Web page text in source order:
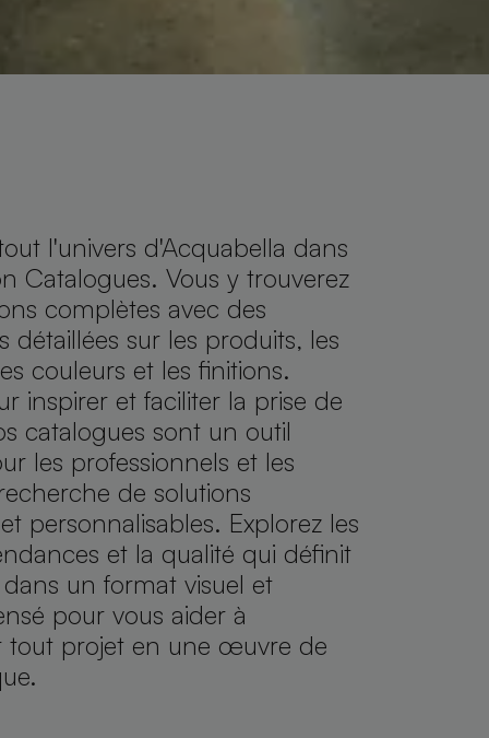
l'univers d'Acquabella dans
Catalogues. Vous y trouverez
complètes avec des
détaillées sur les produits, les
couleurs et les finitions.
inspirer et faciliter la prise de
catalogues sont un outil
les professionnels et les
de solutions
personnalisables. Explorez les
et la qualité qui définit
un format visuel et
pour vous aider à
tout projet en une œuvre de